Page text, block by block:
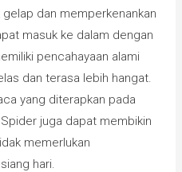
dan memperkenankan
masuk ke dalam dengan
pencahayaan alami
dan terasa lebih hangat.
yang diterapkan pada
juga dapat membikin
memerlukan
hari.